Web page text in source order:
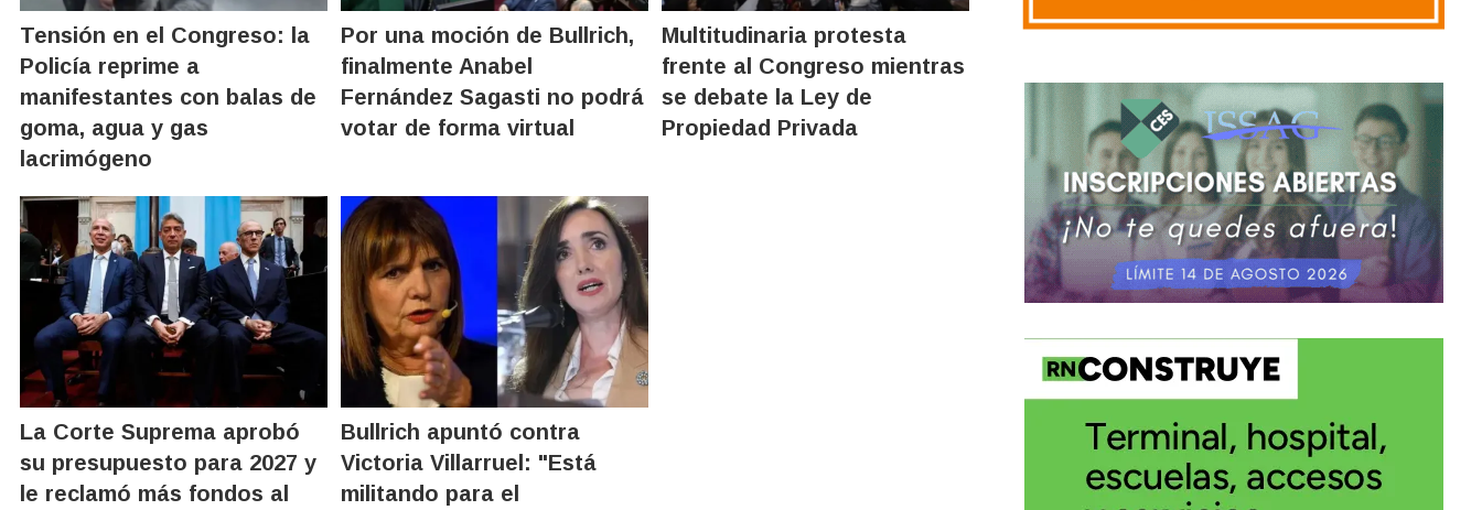
Tensión en el Congreso: la
Policía reprime a
manifestantes con balas de
goma, agua y gas
lacrimógeno
Por una moción de Bullrich,
finalmente Anabel
Fernández Sagasti no podrá
votar de forma virtual
Multitudinaria protesta
frente al Congreso mientras
se debate la Ley de
Propiedad Privada
La Corte Suprema aprobó
su presupuesto para 2027 y
le reclamó más fondos al
Bullrich apuntó contra
Victoria Villarruel: "Está
militando para el